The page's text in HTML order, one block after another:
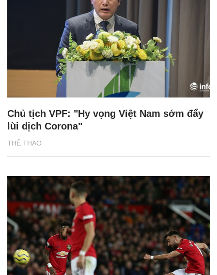
THỂ THAO
Chủ tịch VPF: "Hy vọng Việt Nam sớm đẩy
lùi dịch Corona"